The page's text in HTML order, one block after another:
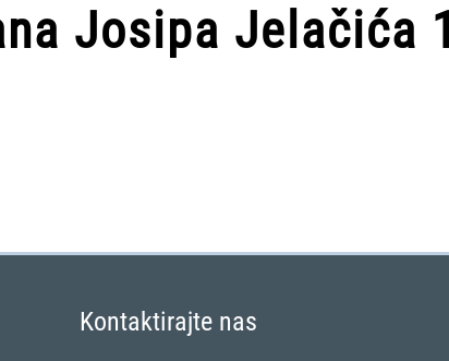
Josipa Jelačića 1
Kontaktirajte nas